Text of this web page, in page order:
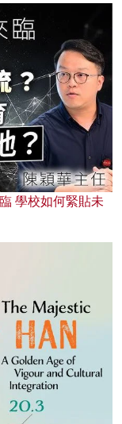
學校如何緊貼未